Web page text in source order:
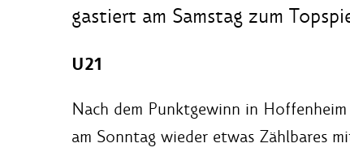
gastiert am Samstag zum
U21
Nach dem Punktgewinn in
am Sonntag wieder etwas Zählbares